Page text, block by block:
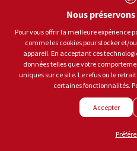
Jusqu’à 20% de rabais
Nous
Pour vous offrir la meilleure expérience
comme les cookies pour stocker et/
appareil. En acceptant ces
données telles que votre
uniques sur ce site. Le refus ou le
certaines fonctionnalités.
Accepter